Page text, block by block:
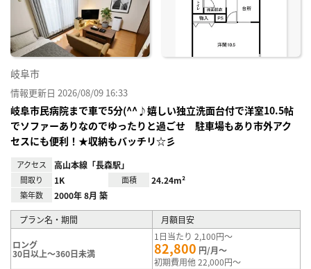
岐阜市
情報更新日 2026/08/09 16:33
岐阜市民病院まで車で5分(^^♪嬉しい独立洗面台付で洋室10.5帖
でソファーありなのでゆったりと過ごせ 駐車場もあり市外アク
セスにも便利！★収納もバッチリ☆彡
アクセス 高山本線「長森駅」
間取り 1K 面積 24.24m²
築年数 2000年 8月 築
プラン名・期間 月額目安
ロング
30日以上～360日未満
1日当たり 2,100円～
82,800 円/月～
初期費用他 22,000円～